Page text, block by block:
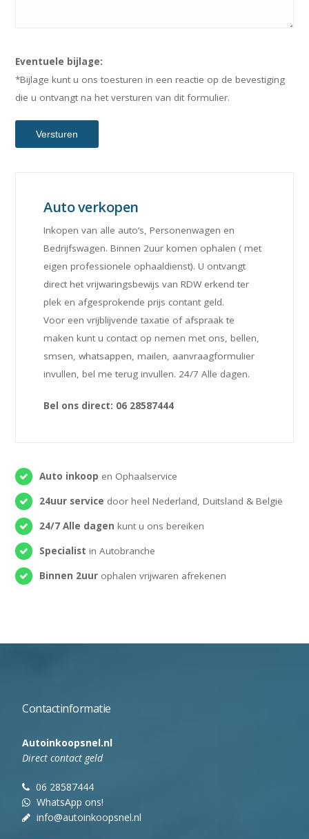
Eventuele bijlage:
*Bijlage kunt u ons toesturen in een reactie op de bevestiging
die u ontvangt na het versturen van dit formulier.
Auto verkopen
Inkopen van alle auto’s, Personenwagen en
Bedrijfswagen. Binnen 2uur komen ophalen ( met
eigen professionele ophaaldienst). U ontvangt
direct het vrijwaringsbewijs van RDW erkend ter
plek en afgesprokende prijs contant geld.
Voor een vrijblijvende taxatie of afspraak te
maken kunt u contact op nemen met ons, bellen,
smsen, whatsappen, mailen, aanvraagformulier
invullen, bel me terug invullen. 24/7 Alle dagen.
Bel ons direct: 06 28587444
Auto inkoop en Ophaalservice
24uur service door heel Nederland, Duitsland & België
24/7 Alle dagen kunt u ons bereiken
Specialist in Autobranche
Binnen 2uur ophalen vrijwaren afrekenen
Contactinformatie
Autoinkoopsnel.nl
Direct contact geld
06 28587444
WhatsApp ons!
info@autoinkoopsnel.nl